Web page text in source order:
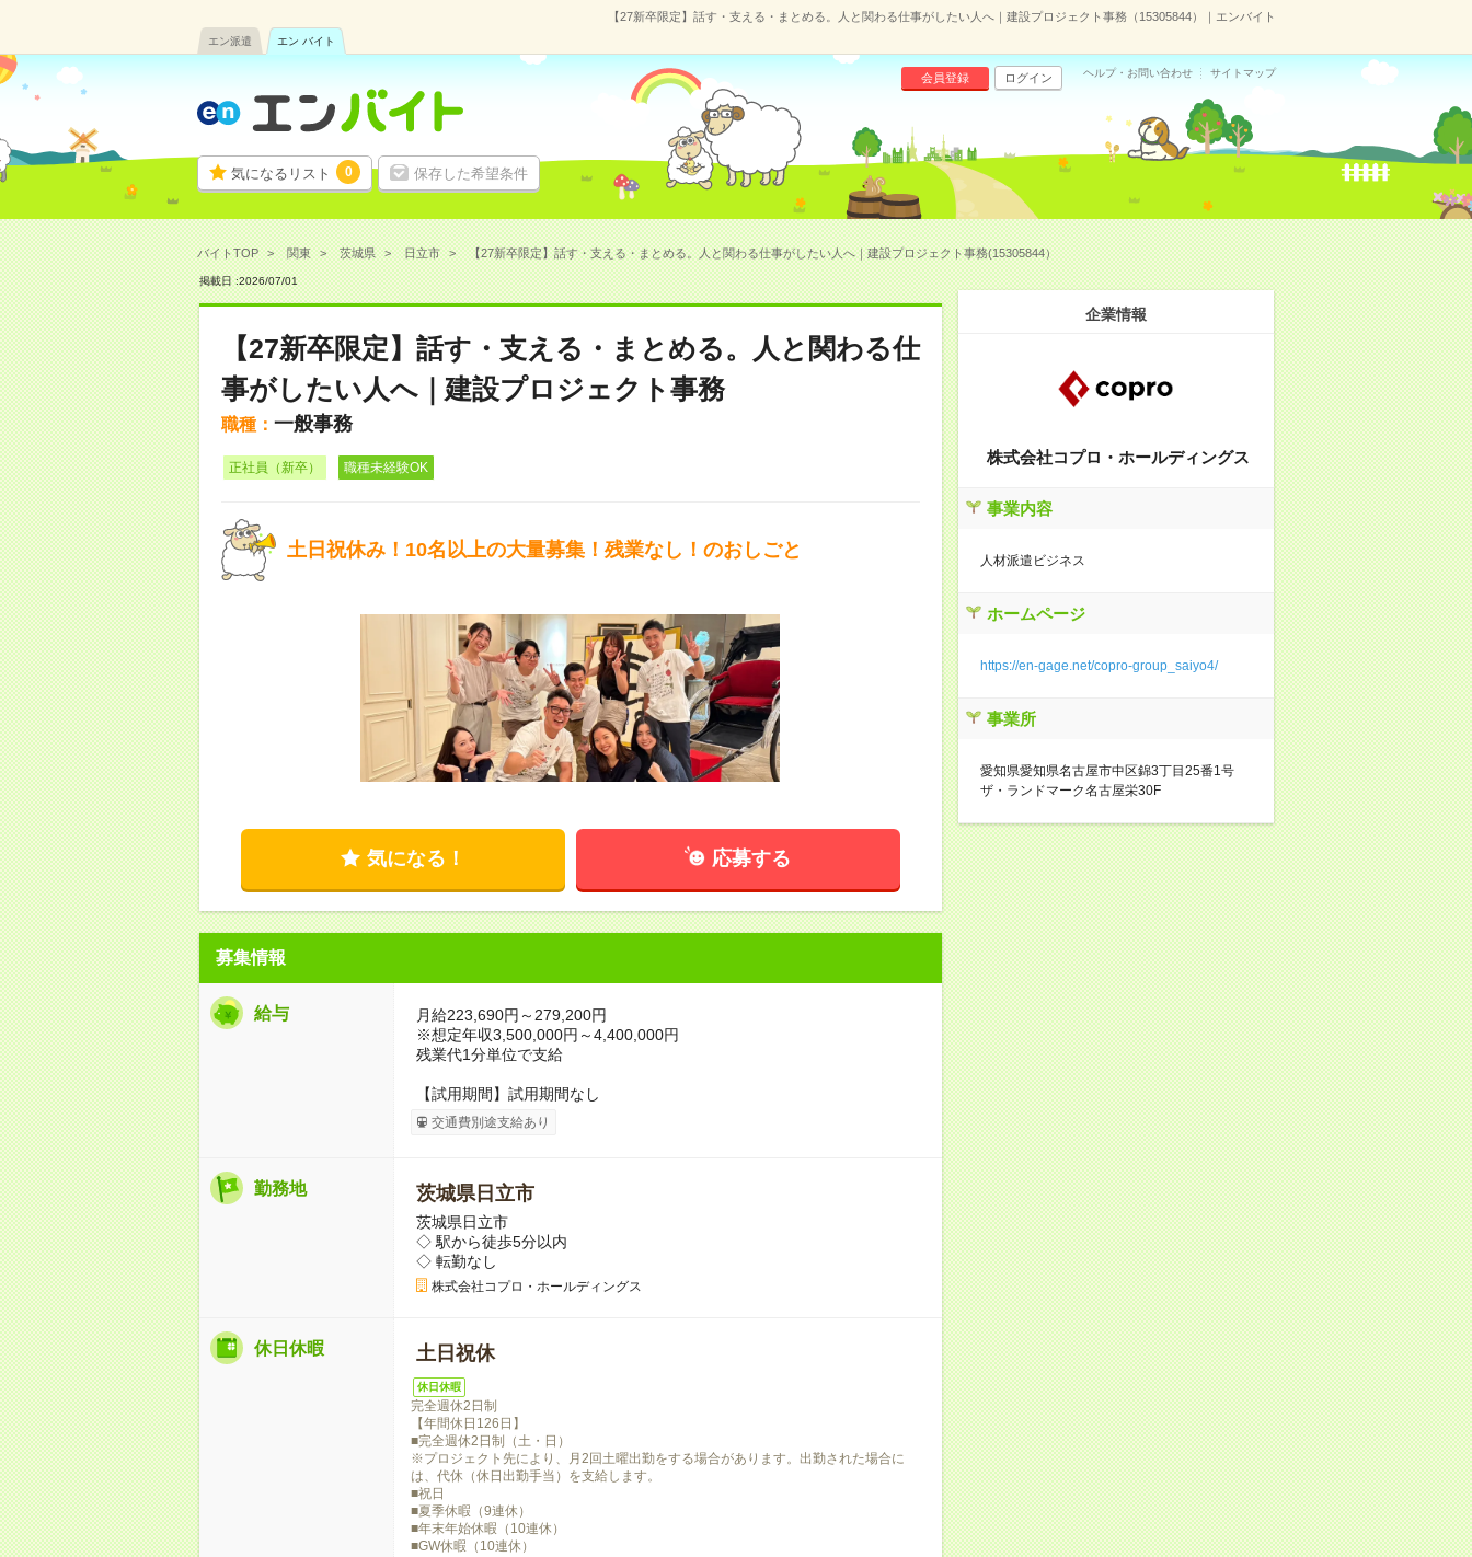
【27新卒限定】話す・支える・まとめる。人と関わる仕事がしたい人へ｜建設プロジェクト事務（15305844）｜エンバイト
エン派遣 エン バイト
気になるリスト 0 保存した希望条件
会員登録 ログイン ヘルプ・お問い合わせ サイトマップ
バイトTOP 関東 茨城県 日立市 【27新卒限定】話す・支える・まとめる。人と関わる仕事がしたい人へ｜建設プロジェクト事務(15305844）
掲載日 :2026/07/01
【27新卒限定】話す・支える・まとめる。人と関わる仕
事がしたい人へ｜建設プロジェクト事務
職種： 一般事務
正社員（新卒） 職種未経験OK
土日祝休み！10名以上の大量募集！残業なし！のおしごと
気になる！ 応募する
募集情報
給与
月給223,690円～279,200円
※想定年収3,500,000円～4,400,000円
残業代1分単位で支給
【試用期間】試用期間なし
交通費別途支給あり
勤務地 茨城県日立市
茨城県日立市
◇ 駅から徒歩5分以内
◇ 転勤なし
株式会社コプロ・ホールディングス
休日休暇 土日祝休
休日休暇
完全週休2日制
【年間休日126日】
■完全週休2日制（土・日）
※プロジェクト先により、月2回土曜出勤をする場合があります。出勤された場合に
は、代休（休日出勤手当）を支給します。
■祝日
■夏季休暇（9連休）
■年末年始休暇（10連休）
■GW休暇（10連休）
企業情報
株式会社コプロ・ホールディングス
事業内容
人材派遣ビジネス
ホームページ
https://en-gage.net/copro-group_saiyo4/
事業所
愛知県愛知県名古屋市中区錦3丁目25番1号
ザ・ランドマーク名古屋栄30F